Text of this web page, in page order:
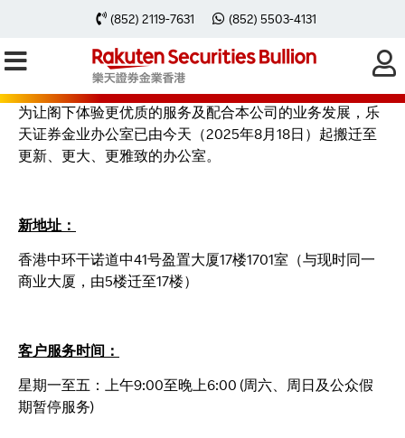
(852) 2119-7631 (852) 5503-4131
乐天证券金业办公室搬迁通知
为让阁下体验更优质的服务及配合本公司的业务发展，乐
天证券金业办公室已由今天（2025年8月18日）起搬迁至
更新、更大、更雅致的办公室。
新地址：
香港中环干诺道中41号盈置大厦17楼1701室（与现时同一
商业大厦，由5楼迁至17楼）
客户服务时间：
星期一至五：上午9:00至晚上6:00 (周六、周日及公众假
期暂停服务)